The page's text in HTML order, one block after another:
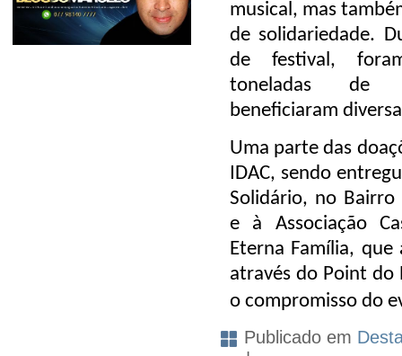
musical, mas
de solidariedade.
de festival,
toneladas de
beneficiaram
Uma parte das
IDAC, sendo
Solidário, no Bairro
e à Associação
Eterna Família,
através do Point do
o compromisso do
Publicado em